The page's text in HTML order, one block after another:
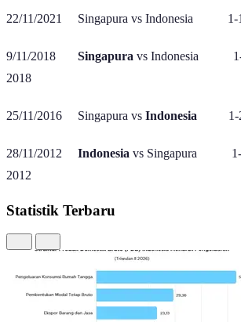
22/11/2021 Singapura vs Indonesia
9/11/2018 Singapura vs Indonesia
2018
25/11/2016 Singapura vs Indonesia 1-2
28/11/2012 Indonesia vs Singapura
2012
Statistik Terbaru